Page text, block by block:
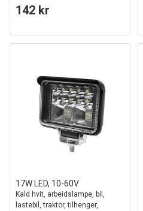
utrykningskjøretøy
142 kr
17W LED, 10-60V
Kald hvit, arbeidslampe, bil,
lastebil, traktor, tilhenger,